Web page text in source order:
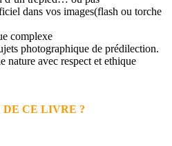
dans vos images(flash ou torche
complexe
photographique de prédilection.
nature avec respect et ethique
DE CE LIVRE ?